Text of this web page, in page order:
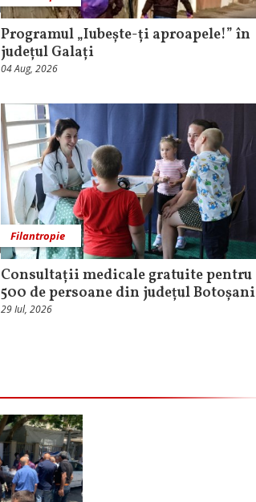
Programul „Iubește-ți aproapele!” în
județul Galați
04 Aug, 2026
Filantropie
Consultații medicale gratuite pentru
500 de persoane din județul Botoșani
29 Iul, 2026